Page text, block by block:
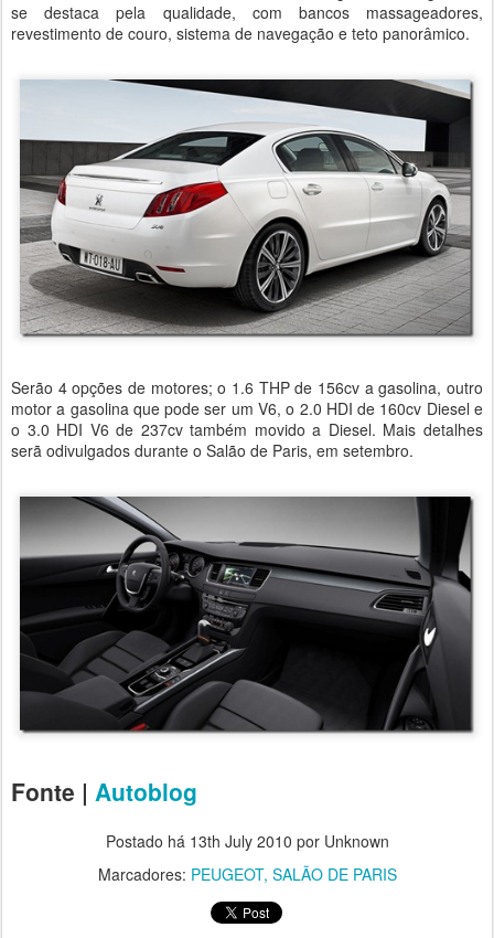
se destaca pela qualidade, com bancos massageadores,
revestimento de couro, sistema de navegação e teto panorâmico.
Serão 4 opções de motores; o 1.6 THP de 156cv a gasolina, outro
motor a gasolina que pode ser um V6, o 2.0 HDI de 160cv Diesel e
o 3.0 HDI V6 de 237cv também movido a Diesel. Mais detalhes
serã odivulgados durante o Salão de Paris, em setembro.
Fonte | Autoblog
Postado há 13th July 2010 por Unknown
Marcadores: PEUGEOT SALÃO DE PARIS